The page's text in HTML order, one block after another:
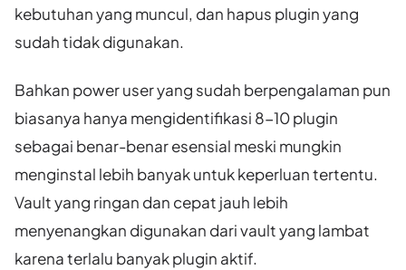
kebutuhan yang muncul, dan hapus plugin yang
sudah tidak digunakan.
Bahkan power user yang sudah berpengalaman pun
biasanya hanya mengidentifikasi 8-10 plugin
sebagai benar-benar esensial meski mungkin
menginstal lebih banyak untuk keperluan tertentu.
Vault yang ringan dan cepat jauh lebih
menyenangkan digunakan dari vault yang lambat
karena terlalu banyak plugin aktif.